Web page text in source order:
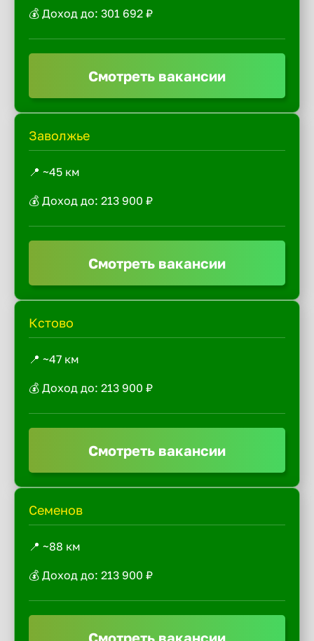
💰 Доход до: 301 692 ₽
Смотреть вакансии
Заволжье
📍 ~45 км
💰 Доход до: 213 900 ₽
Смотреть вакансии
Кстово
📍 ~47 км
💰 Доход до: 213 900 ₽
Смотреть вакансии
Семенов
📍 ~88 км
💰 Доход до: 213 900 ₽
Смотреть вакансии